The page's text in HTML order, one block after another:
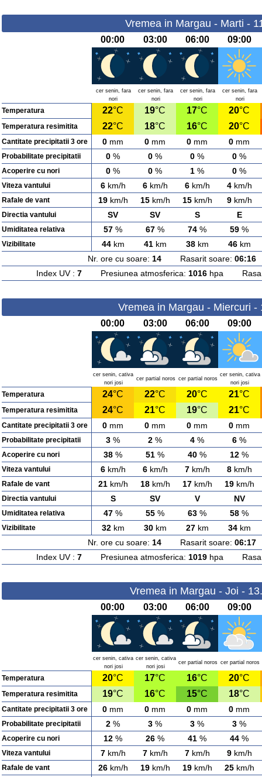
Vremea in Margau - Marti -
00:00 03:00 06:00 09:00
cer senin, fara
nori
cer senin, fara
nori
cer senin, fara
nori
cer senin, fara
nori
Temperatura 22°C 19°C 17°C 20°C
Temperatura resimitita 22°C 18°C 16°C 20°C
Cantitate precipitatii 3 ore 0 mm 0 mm 0 mm 0 mm
Probabilitate precipitatii 0 % 0 % 0 % 0 %
Acoperire cu nori 0 % 0 % 1 % 0 %
Viteza vantului 6km/h 6km/h 6km/h 4km/h
Rafale de vant 19km/h 15km/h 15km/h 9km/h
Directia vantului SV SV S E
Umiditatea relativa 57 % 67 % 74 % 59 %
Vizibilitate 44km 41km 38km 46km
Nr. ore cu soare: 14Rasarit soare: 06:16
Index UV : 7Presiunea atmosferica: 1016hpa
Vremea in Margau - Miercuri -
00:00 03:00 06:00 09:00
cer senin, cativa
nori josi
cer partial noros cer partial noros
cer senin, cativa
nori josi
Temperatura 24°C 22°C 20°C 21°C
Temperatura resimitita 24°C 21°C 19°C 21°C
Cantitate precipitatii 3 ore 0 mm 0 mm 0 mm 0 mm
Probabilitate precipitatii 3 % 2 % 4 % 6 %
Acoperire cu nori 38 % 51 % 40 % 12 %
Viteza vantului 6km/h 6km/h 7km/h 8km/h
Rafale de vant 21km/h 18km/h 17km/h 19km/h
Directia vantului S SV V NV
Umiditatea relativa 47 % 55 % 63 % 58 %
Vizibilitate 32km 30km 27km 34km
Nr. ore cu soare: 14Rasarit soare: 06:17
Index UV : 7Presiunea atmosferica: 1019hpa
Vremea in Margau - Joi -
00:00 03:00 06:00 09:00
cer senin, cativa
nori josi
cer senin, cativa
nori josi
cer partial noros cer partial noros
Temperatura 20°C 17°C 16°C 20°C
Temperatura resimitita 19°C 16°C 15°C 18°C
Cantitate precipitatii 3 ore 0 mm 0 mm 0 mm 0 mm
Probabilitate precipitatii 2 % 3 % 3 % 3 %
Acoperire cu nori 12 % 26 % 41 % 44 %
Viteza vantului 7km/h 7km/h 7km/h 9km/h
Rafale de vant 26km/h 19km/h 19km/h 25km/h